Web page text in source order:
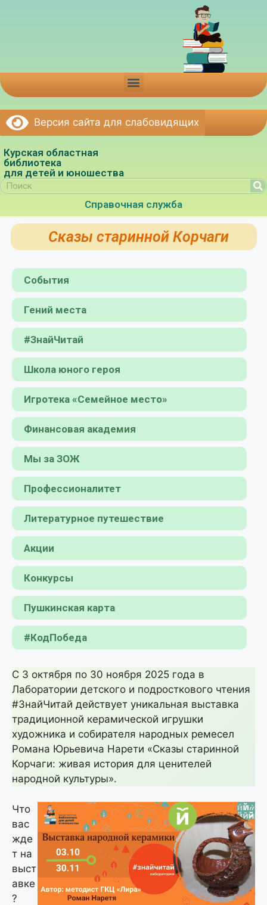
Версия сайта для слабовидящих
Курская областная
библиотека
для детей и юношества
Справочная служба
Сказы старинной Корчаги
События
Гений места
#ЗнайЧитай
Школа юного героя
Игротека «Семейное место»
Финансовая академия
Мы за ЗОЖ
Профессионалитет
Литературное путешествие
Акции
Конкурсы
Пушкинская карта
#КодПобеда
С 3 октября по 30 ноября 2025 года в
Лаборатории детского и подросткового чтения
#ЗнайЧитай действует уникальная выставка
традиционной керамической игрушки
художника и собирателя народных ремесел
Романа Юрьевича Нарети «Сказы старинной
Корчаги: живая история для ценителей
народной культуры».
Что
вас
жде
т на
выст
авке
?